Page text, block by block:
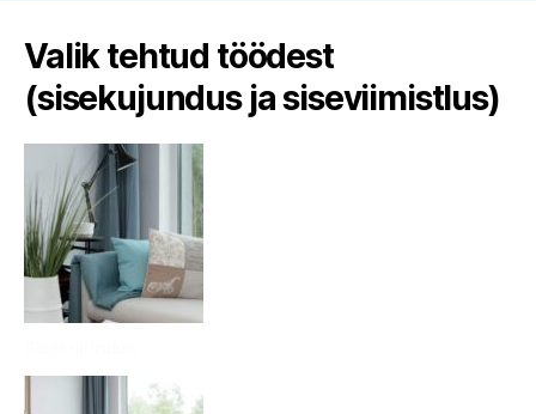
Valik tehtud töödest
(sisekujundus ja siseviimistlus)